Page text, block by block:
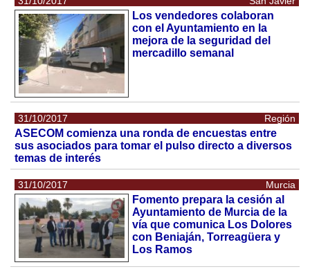
Los vendedores colaboran
con el Ayuntamiento en la
mejora de la seguridad del
mercadillo semanal
31/10/2017 Región
ASECOM comienza una ronda de encuestas entre
sus asociados para tomar el pulso directo a diversos
temas de interés
31/10/2017 Murcia
Fomento prepara la cesión al
Ayuntamiento de Murcia de la
vía que comunica Los Dolores
con Beniaján, Torreagüera y
Los Ramos